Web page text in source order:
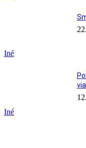
Iné
Iné